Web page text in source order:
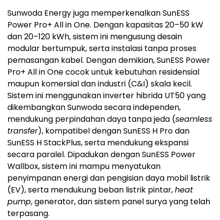
Sunwoda Energy juga memperkenalkan SunESS
Power Pro+ All in One. Dengan kapasitas 20–50 kW
dan 20–120 kWh, sistem ini mengusung desain
modular bertumpuk, serta instalasi tanpa proses
pemasangan kabel. Dengan demikian, SunESS Power
Pro+ All in One cocok untuk kebutuhan residensial
maupun komersial dan industri (C&I) skala kecil.
Sistem ini menggunakan inverter hibrida UT50 yang
dikembangkan Sunwoda secara independen,
mendukung perpindahan daya tanpa jeda (seamless
transfer), kompatibel dengan SunESS H Pro dan
SunESS H StackPlus, serta mendukung ekspansi
secara paralel. Dipadukan dengan SunESS Power
Wallbox, sistem ini mampu menyatukan
penyimpanan energi dan pengisian daya mobil listrik
(EV), serta mendukung beban listrik pintar,heat
pump, generator, dan sistem panel surya yang telah
terpasang.